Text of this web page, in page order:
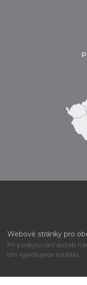
Webové stránky pro
Při poskytování služeb
tím vyjadřujete souhlas.